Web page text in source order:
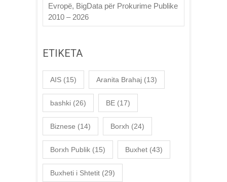
Evropë, BigData për Prokurime Publike
2010 – 2026
ETIKETA
AIS (15) Aranita Brahaj (13)
bashki (26) BE (17)
Biznese (14) Borxh (24)
Borxh Publik (15) Buxhet (43)
Buxheti i Shtetit (29)